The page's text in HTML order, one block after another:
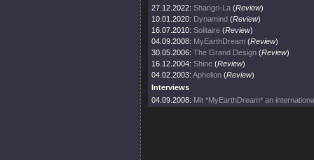
27.12.2022: Shangri-La (Review)
10.01.2020: Dynamind (Review)
16.07.2010: Solitaire (Review)
04.09.2008: MyEarthDream (Review)
30.05.2006: The Grand Design (Review)
16.12.2004: Shine (Review)
04.02.2003: Aphelion (Review)
Interviews
04.09.2008: Mit *MyEarthDream* an